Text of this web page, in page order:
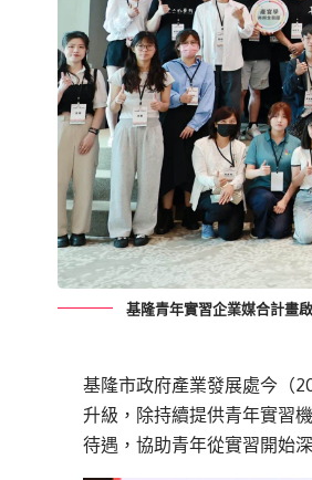
基隆青年實習企業媒合計畫
基隆市政府產業發展處今（
升級，除持續提供青年實習
待遇，協助青年從實習開始